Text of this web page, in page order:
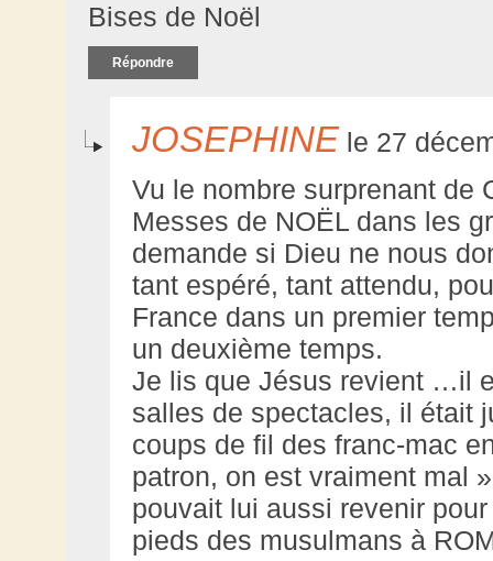
Bises de Noël
Répondre
JOSEPHINE le 27
Vu le nombre surprenant de
Messes de NOËL dans les
demande si Dieu ne nous
tant espéré, tant attendu,
France dans un premier
un deuxième temps.
Je lis que Jésus revient …il
salles de spectacles, il était
coups de fil des franc-mac
patron, on est vraiment mal
pouvait lui aussi revenir
pieds des musulmans à